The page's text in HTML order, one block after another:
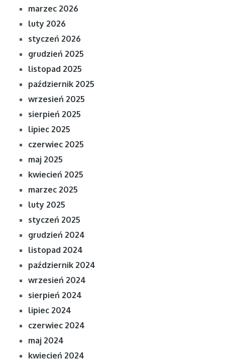
marzec 2026
luty 2026
styczeń 2026
grudzień 2025
listopad 2025
październik 2025
wrzesień 2025
sierpień 2025
lipiec 2025
czerwiec 2025
maj 2025
kwiecień 2025
marzec 2025
luty 2025
styczeń 2025
grudzień 2024
listopad 2024
październik 2024
wrzesień 2024
sierpień 2024
lipiec 2024
czerwiec 2024
maj 2024
kwiecień 2024